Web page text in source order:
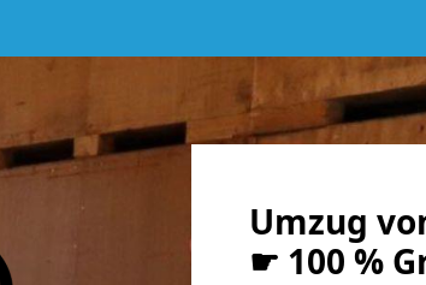
Umzug
☛ 100 %